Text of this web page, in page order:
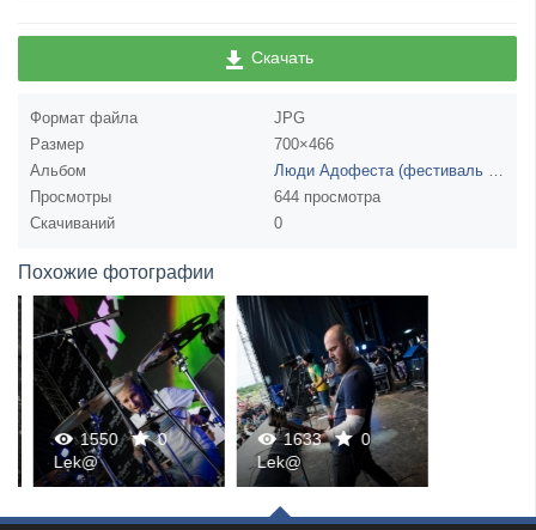
Скачать
Формат файла
JPG
Размер
700×466
Альбом
Просмотры
644 просмотра
Скачиваний
0
Похожие фотографии
1550
0
0
Lek@
1633
0
0
Lek@